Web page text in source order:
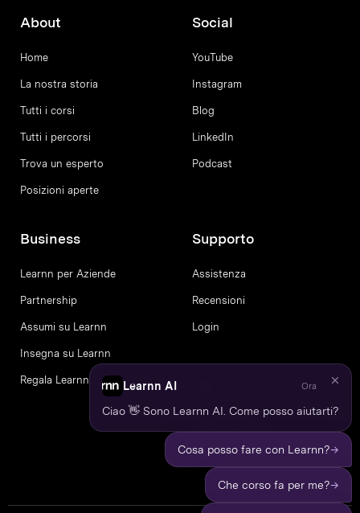
About
Home
La nostra storia
Tutti i corsi
Tutti i percorsi
Trova un esperto
Posizioni aperte
Social
YouTube
Instagram
Blog
LinkedIn
Podcast
Business
Learnn per Aziende
Partnership
Assumi su Learnn
Insegna su Learnn
Regala Learnn
Supporto
Assistenza
Recensioni
Login
Learnn AI Ora
Ciao 👋 Sono Learnn AI. Come posso aiutarti?
Cosa posso fare con Learnn?→
Che corso fa per me?→